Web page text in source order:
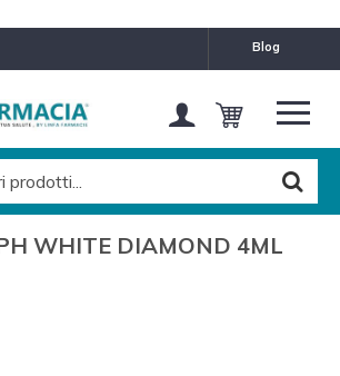
blog
WHITE DIAMOND 4ML